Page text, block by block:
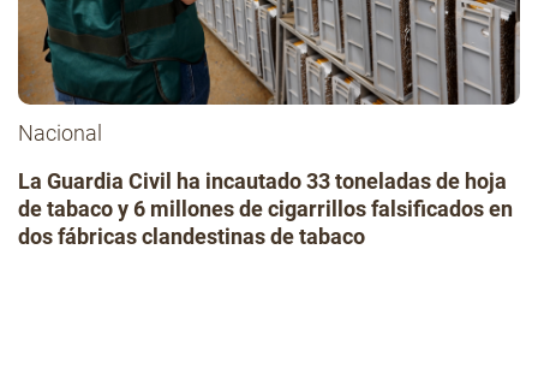
Nacional
La Guardia Civil ha incautado 33 toneladas de hoja
de tabaco y 6 millones de cigarrillos falsificados en
dos fábricas clandestinas de tabaco